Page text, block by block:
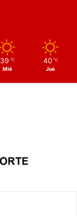
39 ℃
Mié
40 ℃
Jue